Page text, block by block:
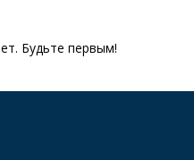
Будьте первым!